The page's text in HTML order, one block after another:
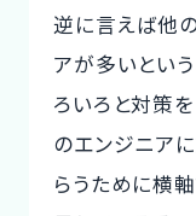
逆に言えば他
アが多いとい
ろいろと対策
のエンジニア
らうために横